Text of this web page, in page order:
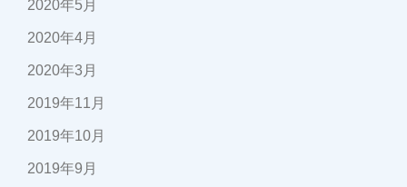
2020年5月
2020年4月
2020年3月
2019年11月
2019年10月
2019年9月